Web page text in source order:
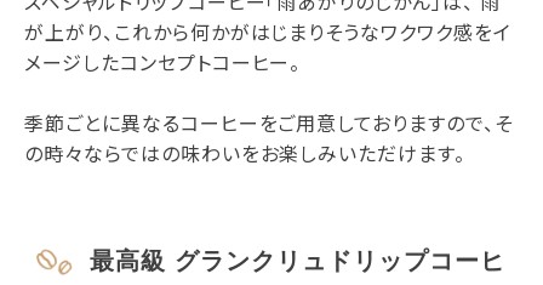
が上がり、これから何かがはじまりそうなワクワク感をイ
メージしたコンセプトコーヒー。
季節ごとに異なるコーヒーをご用意しておりますので、そ
の時々ならではの味わいをお楽しみいただけます。
最高級 グランクリュドリップコーヒ